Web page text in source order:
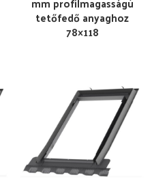
tetőfedő anyaghoz
78×118